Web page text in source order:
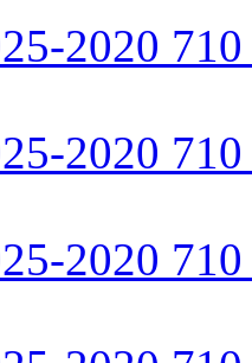
2020
2020
2020